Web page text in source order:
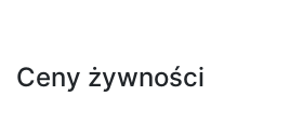
Ceny żywności